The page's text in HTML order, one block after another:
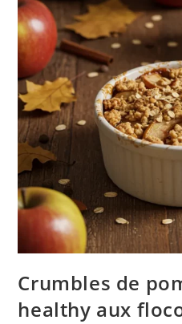
Crumbles de
healthy aux